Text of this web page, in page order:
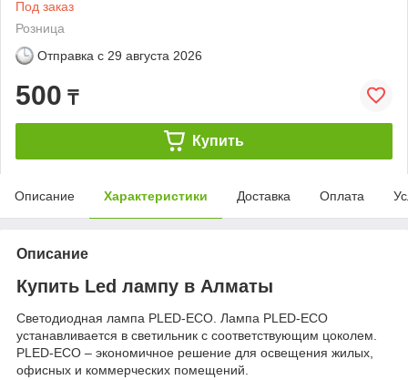
Под заказ
Розница
Отправка с 29 августа 2026
500 ₸
Купить
Описание Характеристики Доставка Оплата
Описание
Купить Led лампу в Алматы
Светодиодная лампа PLED-ECO. Лампа PLED-ECO
устанавливается в светильник с соответствующим цоколем.
PLED-ECO – экономичное решение для освещения жилых,
офисных и коммерческих помещений.